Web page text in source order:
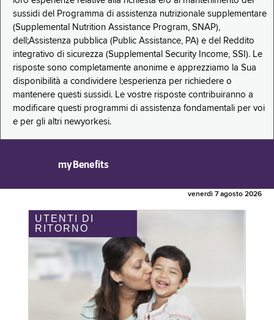
sussidi del Programma di assistenza nutrizionale supplementare
(Supplemental Nutrition Assistance Program, SNAP),
dell;Assistenza pubblica (Public Assistance, PA) e del Reddito
integrativo di sicurezza (Supplemental Security Income, SSI). Le
risposte sono completamente anonime e apprezziamo la Sua
disponibilità a condividere l;esperienza per richiedere o
mantenere questi sussidi. Le vostre risposte contribuiranno a
modificare questi programmi di assistenza fondamentali per voi
e per gli altri newyorkesi.
myBenefits
venerdì 7 agosto 2026
UTENTI DI
RITORNO